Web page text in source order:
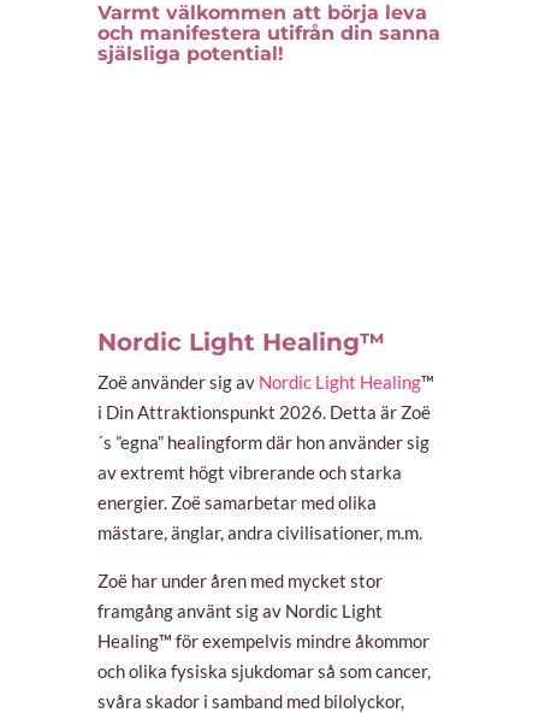
Varmt välkommen att börja leva
och manifestera utifrån din sanna
själsliga potential!
Nordic Light Healing™
Zoë använder sig av Nordic Light Healing™
i Din Attraktionspunkt 2026. Detta är Zoë
´s ”egna” healingform där hon använder sig
av extremt högt vibrerande och starka
energier. Zoë samarbetar med olika
mästare, änglar, andra civilisationer, m.m.
Zoë har under åren med mycket stor
framgång använt sig av Nordic Light
Healing™ för exempelvis mindre åkommor
och olika fysiska sjukdomar så som cancer,
svåra skador i samband med bilolyckor,